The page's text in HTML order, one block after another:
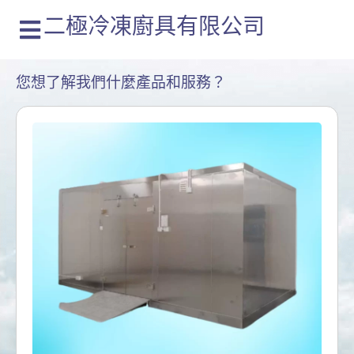
二極冷凍廚具有限公司
您想了解我們什麼產品和服務？